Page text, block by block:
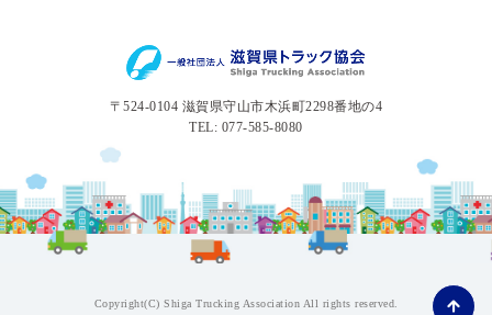
〒524-0104 滋賀県守山市木浜町2298番地の4
TEL: 077-585-8080
Copyright(C) Shiga Trucking Association All rights reserved.